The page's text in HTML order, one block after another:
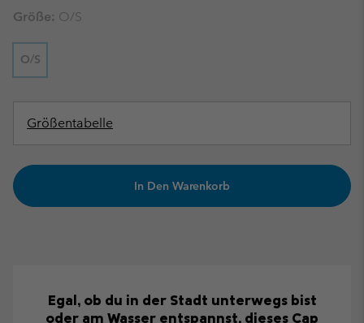
Größe: O/S
O/S
Größentabelle
In Den Warenkorb
Egal, ob du in der Stadt unterwegs bist
oder am Wasser entspannst, dieses Cap